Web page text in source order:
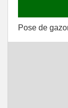
Pose de